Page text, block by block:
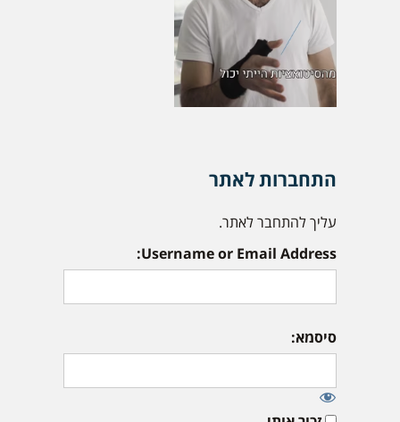
התחברות לאתר
עליך להתחבר לאתר.
Username or Email Address:
סיסמא: